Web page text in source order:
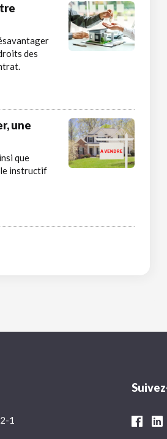
des
une
que
instructif
1